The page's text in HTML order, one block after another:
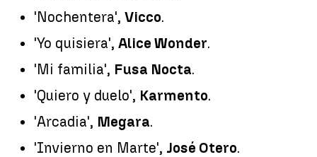
'Nochentera', Vicco.
'Yo quisiera', Alice Wonder.
'Mi familia', Fusa Nocta.
'Quiero y duelo', Karmento.
'Arcadia', Megara.
'Invierno en Marte', José Otero.